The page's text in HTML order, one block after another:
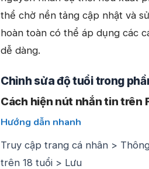
thể chờ nền tảng cập nhật và
hoàn toàn có thể áp dụng các
dễ dàng.
Chỉnh sửa độ tuổi trong
Cách hiện nút nhắn tin trên
Hướng dẫn nhanh
Truy cập trang cá nhân >
trên 18 tuổi > Lưu